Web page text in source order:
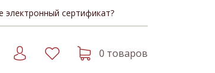
электронный сертификат?
0 товаров